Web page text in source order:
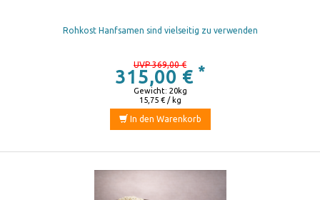
Rohkost Hanfsamen sind vielseitig zu verwenden
UVP 369,00 €
315,00 € *
15,75 € / kg
Gewicht: 20kg
In den Warenkorb